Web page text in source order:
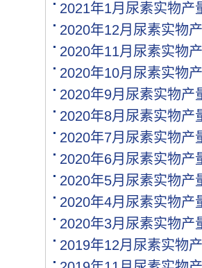
2021年1月尿素实物产
2020年12月尿素实物
2020年11月尿素实物
2020年10月尿素实物
2020年9月尿素实物产
2020年8月尿素实物产
2020年7月尿素实物产
2020年6月尿素实物产
2020年5月尿素实物产
2020年4月尿素实物产
2020年3月尿素实物产
2019年12月尿素实物